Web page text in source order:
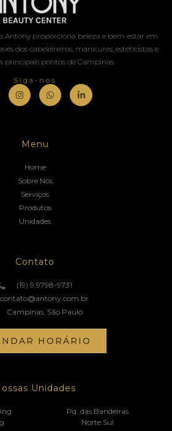
Antony proporciona beleza e bem-estar em
dos cabeleireiros, manicures, esteticistas e
principais pontos de Campinas
Siga-nos
Menu
Home
Sobre Nós
Serviços
Produtos
Unidades
Contato
(19) 9.9798-9731
contato@antony.com.br
Campinas, São Paulo
HORÁRIO
Unidades
Pq. das Bandeiras
Norte Sul